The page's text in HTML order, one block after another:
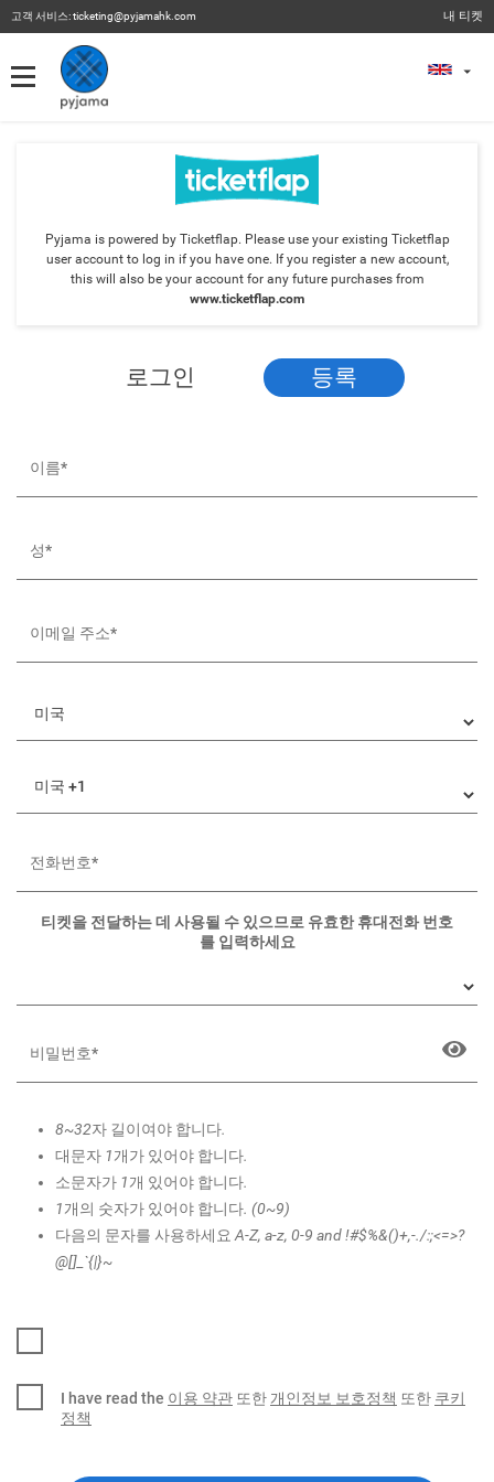
고객 서비스:ticketing@pyjamahk.com 내 티켓
내 티켓
Pyjama is powered by Ticketflap. Please use your existing Ticketflap
user account to log in if you have one. If you register a new account,
this will also be your account for any future purchases from
www.ticketflap.com
로그인 등록
티켓을 전달하는 데 사용될 수 있으므로 유효한 휴대전화 번호
를 입력하세요
8~32자 길이여야 합니다.
대문자 1개가 있어야 합니다.
소문자가 1개 있어야 합니다.
1개의 숫자가 있어야 합니다. (0~9)
다음의 문자를 사용하세요 A-Z, a-z, 0-9 and !#$%&()+,-./:;<=>?
@[]_`{|}~
I have read the 이용 약관 또한 개인정보 보호정책 또한 쿠키
정책